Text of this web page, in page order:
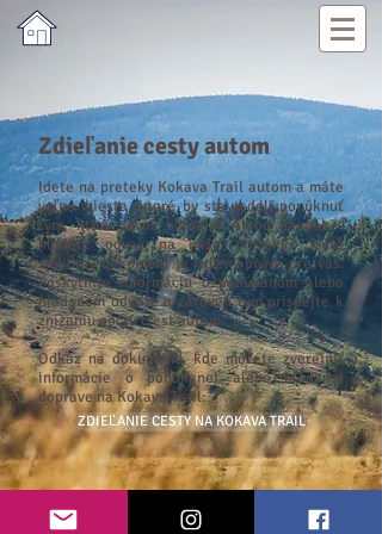
Zdieľanie cesty autom
Idete na preteky Kokava Trail autom a máte
voľné miesta, ktoré by ste vedeli ponúknuť
tým, ktorí odvoz hľadajú? Alebo naopak -
hľadáte odvoz na naše preteky? Tento
zdieľaný dokument je určený práve pre vás.
Poskytnite informáciu o ponúkanom alebo
hľadanom odvoze a zároveň tým prispejte k
zníženiu počtu ciest autom.
Odkaz na dokument, kde môžete zverejniť
informácie o ponúkanej alebo hľadanej
doprave na Kokava Trail:
ZDIEĽANIE CESTY NA KOKAVA TRAIL